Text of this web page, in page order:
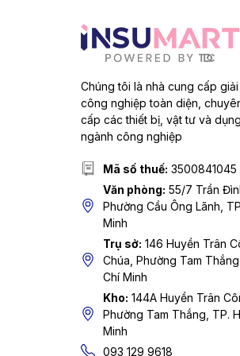
Chúng tôi là nhà cung cấp
công nghiệp toàn diện,
cấp các thiết bị, vật tư và
ngành công nghiệp
Mã số thuế: 3500841045
Văn phòng: 55/7 Trần
Phường Cầu Ông Lãnh,
Minh
Trụ sở: 146 Huyền Trân
Chúa, Phường Tam
Chí Minh
Kho: 144A Huyền Trân
Phường Tam Thắng, TP.
Minh
093 129 9618